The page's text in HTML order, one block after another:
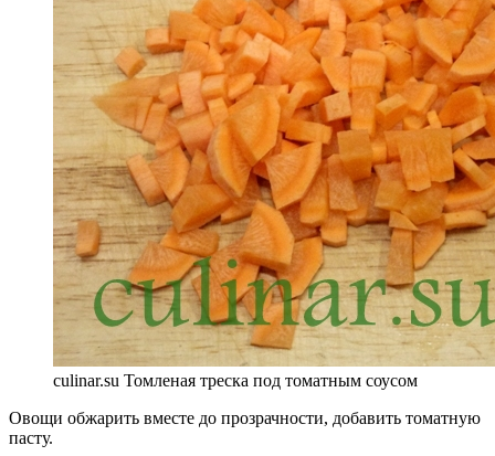
culinar.su Томленая треска под томатным соусом
Овощи обжарить вместе до прозрачности, добавить томатную
пасту.